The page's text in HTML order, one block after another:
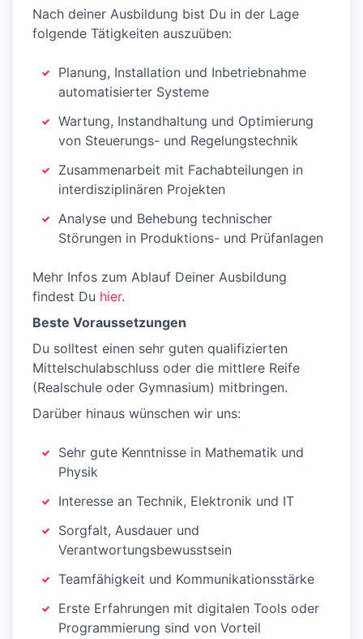
Nach deiner Ausbildung bist Du in der Lage
folgende Tätigkeiten auszuüben:
Planung, Installation und Inbetriebnahme
automatisierter Systeme
Wartung, Instandhaltung und Optimierung
von Steuerungs- und Regelungstechnik
Zusammenarbeit mit Fachabteilungen in
interdisziplinären Projekten
Analyse und Behebung technischer
Störungen in Produktions- und Prüfanlagen
Mehr Infos zum Ablauf Deiner Ausbildung
findest Du hier.
Beste Voraussetzungen
Du solltest einen sehr guten qualifizierten
Mittelschulabschluss oder die mittlere Reife
(Realschule oder Gymnasium) mitbringen.
Darüber hinaus wünschen wir uns:
Sehr gute Kenntnisse in Mathematik und
Physik
Interesse an Technik, Elektronik und IT
Sorgfalt, Ausdauer und
Verantwortungsbewusstsein
Teamfähigkeit und Kommunikationsstärke
Erste Erfahrungen mit digitalen Tools oder
Programmierung sind von Vorteil